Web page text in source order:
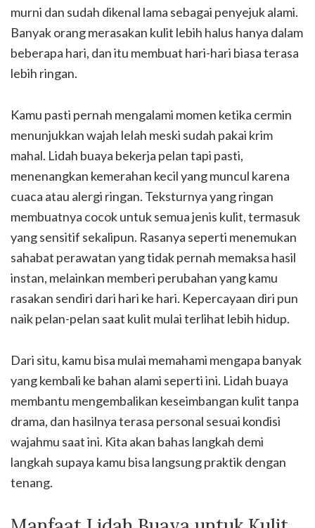
murni dan sudah dikenal lama sebagai penyejuk alami.
Banyak orang merasakan kulit lebih halus hanya dalam
beberapa hari, dan itu membuat hari-hari biasa terasa
lebih ringan.
Kamu pasti pernah mengalami momen ketika cermin
menunjukkan wajah lelah meski sudah pakai krim
mahal. Lidah buaya bekerja pelan tapi pasti,
menenangkan kemerahan kecil yang muncul karena
cuaca atau alergi ringan. Teksturnya yang ringan
membuatnya cocok untuk semua jenis kulit, termasuk
yang sensitif sekalipun. Rasanya seperti menemukan
sahabat perawatan yang tidak pernah memaksa hasil
instan, melainkan memberi perubahan yang kamu
rasakan sendiri dari hari ke hari. Kepercayaan diri pun
naik pelan-pelan saat kulit mulai terlihat lebih hidup.
Dari situ, kamu bisa mulai memahami mengapa banyak
yang kembali ke bahan alami seperti ini. Lidah buaya
membantu mengembalikan keseimbangan kulit tanpa
drama, dan hasilnya terasa personal sesuai kondisi
wajahmu saat ini. Kita akan bahas langkah demi
langkah supaya kamu bisa langsung praktik dengan
tenang.